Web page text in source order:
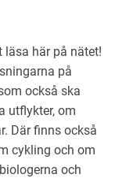
Om oss
English
läsa här på nätet!
på
också ska
utflykter, om
Där finns också
cykling och om
och